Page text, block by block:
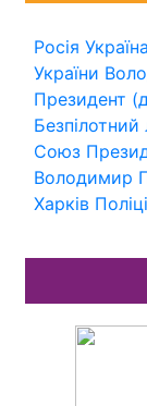
Росія Україна
України
Президент
Безпілотний
Союз
Володимир
Харків